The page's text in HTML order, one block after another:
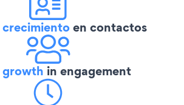
en contactos
in engagement